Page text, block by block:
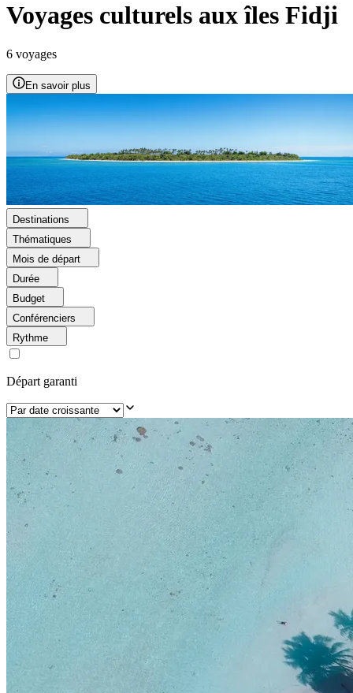
Voyages culturels aux îles Fidji
6 voyages
En savoir plus
Destinations
Thématiques
Mois de départ
Durée
Budget
Conférenciers
Rythme
Départ garanti